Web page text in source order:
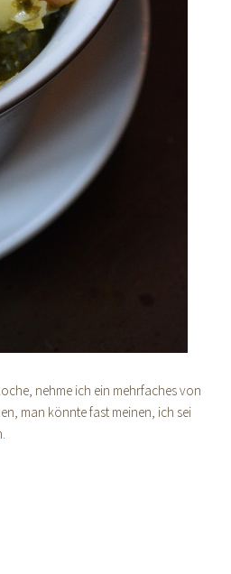
nehme ich ein mehrfaches von
man könnte fast meinen, ich sei